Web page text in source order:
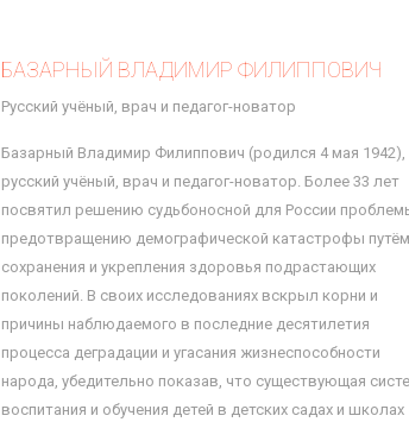
БАЗАРНЫЙ ВЛАДИМИР ФИЛИППОВИЧ
Русский учёный, врач и педагог-новатор
Базарный Владимир Филиппович (родился 4 мая 1942),
русский учёный, врач и педагог-новатор. Более 33 лет
посвятил решению судьбоносной для России
предотвращению демографической катастрофы путём
сохранения и укрепления здоровья подрастающих
поколений. В своих исследованиях вскрыл корни и
причины наблюдаемого в последние десятилетия
процесса деградации и угасания жизнеспособности
народа, убедительно показав, что существующая
воспитания и обучения детей в детских садах и школах